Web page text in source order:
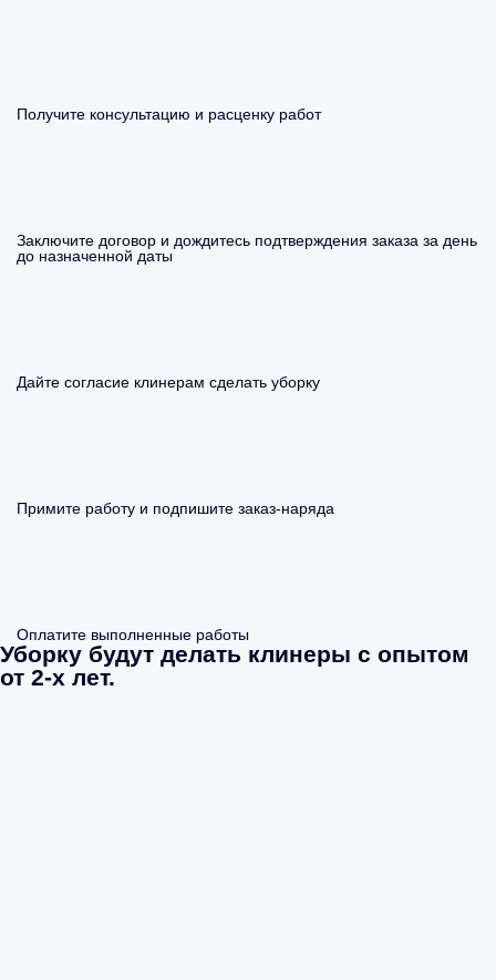
Получите консультацию и расценку работ
Заключите договор и дождитесь подтверждения заказа за день
до назначенной даты
Дайте согласие клинерам сделать уборку
Примите работу и подпишите заказ-наряда
Оплатите выполненные работы
Уборку будут делать клинеры с опытом
от 2-х лет.